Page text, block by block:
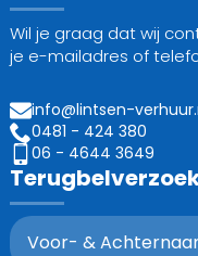
Wil je graag dat wij
je e-mailadres of
info@lintsen-
0481 - 424 380
06 - 4644 3649